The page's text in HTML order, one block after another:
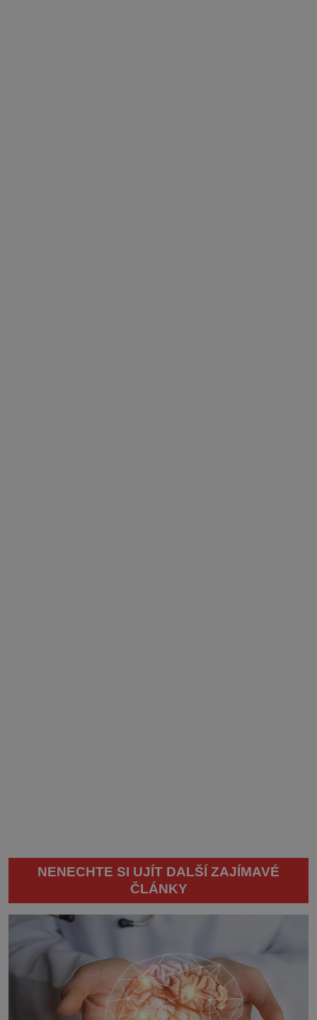
NENECHTE SI UJÍT DALŠÍ ZAJÍMAVÉ
ČLÁNKY